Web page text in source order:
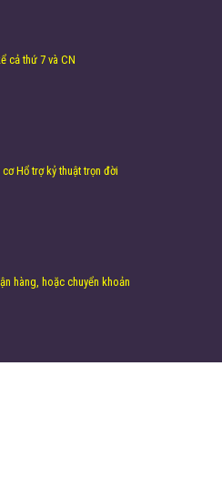
cả thứ 7 và CN
Hổ trợ kỷ thuật trọn đời
hàng, hoặc chuyển khoản